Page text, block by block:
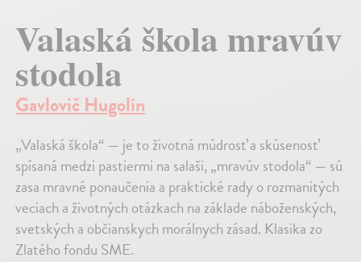
Valaská škola mravúv
stodola
Gavlovič Hugolín
„Valaská škola“ — je to životná múdrosť a skúsenosť
spísaná medzi pastiermi na salaši, „mravúv stodola“ — sú
zasa mravné ponaučenia a praktické rady o rozmanitých
veciach a životných otázkach na základe náboženských,
svetských a občianskych morálnych zásad. Klasika zo
Zlatého fondu SME.